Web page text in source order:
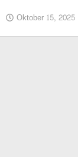
Oktober 15, 2025